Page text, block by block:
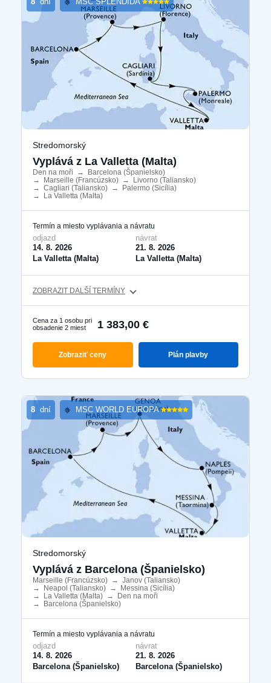
8dní MSC SPLENDIDA
Stredomorský
Vyplává z La Valletta (Malta)
Den na moři → Barcelona ​​(Španielsko)
→ Marseille (Francúzsko) → Livorno (Taliansko)
→ Cagliari (Taliansko) → Palermo (Sicília)
→ La Valletta (Malta)
Termín a miesto vyplávania a návratu
odjazd
14. 8. 2026
La Valletta (Malta)
návrat
21. 8. 2026
La Valletta (Malta)
ZOBRAZIT DALŠÍ TERMÍNY
Cena za 1 osobu pri
obsadenie 2 miest
1 383,00 €
Zobraziť ceny Plán plavby
8dní MSC WORLD EUROPA
Stredomorský
Vyplává z Barcelona ​​(Španielsko)
Marseille (Francúzsko) → Janov (Taliansko)
→ Neapol (Taliansko) → Messina (Sicília)
→ La Valletta (Malta) → Den na moři
→ Barcelona ​​(Španielsko)
Termín a miesto vyplávania a návratu
odjazd
14. 8. 2026
Barcelona ​​(Španielsko)
návrat
21. 8. 2026
Barcelona ​​(Španielsko)